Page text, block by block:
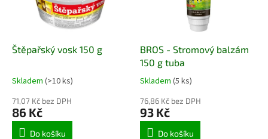
zelenině, bylinkách i okrasných
rostlinách v interiéru i exteriéru.
okrasné výsadby.
Štěpařský vosk 150 g
Skladem (>10 ks)
71,07 Kč bez DPH
86 Kč
Do košíku
BROS - Stromový balzám
150 g tuba
Skladem (5 ks)
76,86 Kč bez DPH
93 Kč
Do košíku